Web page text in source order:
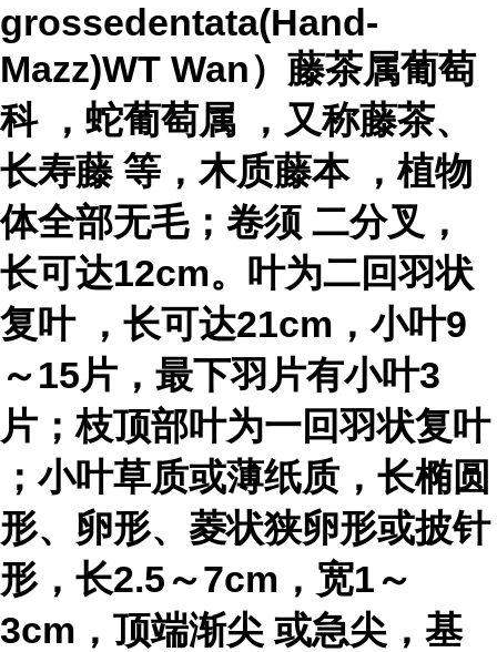
grossedentata(Hand-
Mazz)WT Wan）藤茶属葡萄
科
， 蛇葡萄属
，又称藤茶、
长寿藤 等， 木质藤本
，植物
体全部无毛； 卷须 二分叉，
长可达12cm。叶为二回羽状
复叶
，长可达21cm，小叶9
～15片，最下羽片有小叶3
片；枝顶部叶为一回羽状复叶
；小叶草质或薄纸质，长椭圆
形、卵形、菱状狭卵形或披针
形，长2.5～7cm，宽1～
3cm，顶端渐尖 或急尖，基